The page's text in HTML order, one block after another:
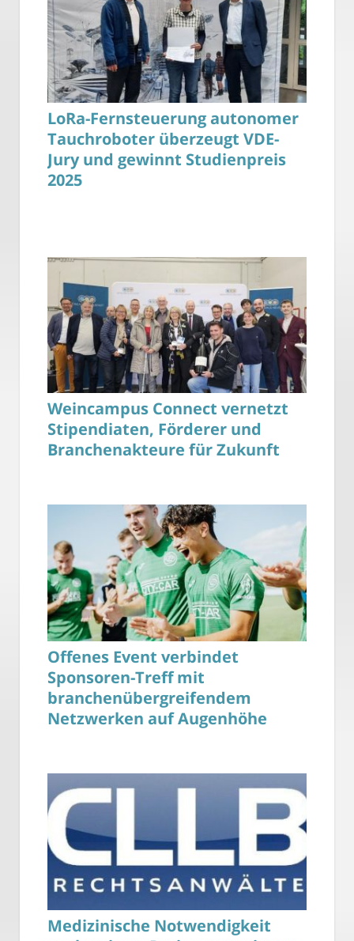
LoRa-Fernsteuerung autonomer
Tauchroboter überzeugt VDE-
Jury und gewinnt Studienpreis
2025
Weincampus Connect vernetzt
Stipendiaten, Förderer und
Branchenakteure für Zukunft
Offenes Event verbindet
Sponsoren-Treff mit
branchenübergreifendem
Netzwerken auf Augenhöhe
Medizinische Notwendigkeit